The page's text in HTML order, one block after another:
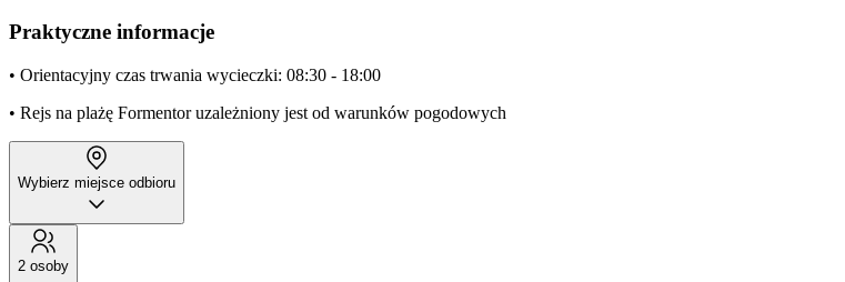
Praktyczne informacje
• Orientacyjny czas trwania wycieczki: 08:30 - 18:00
• Rejs na plażę Formentor uzależniony jest od warunków pogodowych
Wybierz miejsce odbioru
2 osoby